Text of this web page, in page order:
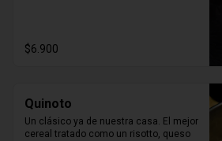
$6.900
Quinoto
Un clásico ya de nuestra casa. El mejor
cereal tratado como un risotto, queso